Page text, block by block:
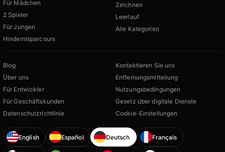
Für Mädchen
2 Spieler
Für Jungen
Hindernisparcours
Zeichnen
Leerlauf
Alle Kategorien
Blog
Über uns
Für Entwickler
Für Geschäftskunden
Datenschutzrichtlinie
Kontaktieren Sie uns
Entfernungsmitteilung
Nutzungsbedingungen
Gesetz über digitale Dienste
Cookie-Einstellungen
English Español Deutsch Français